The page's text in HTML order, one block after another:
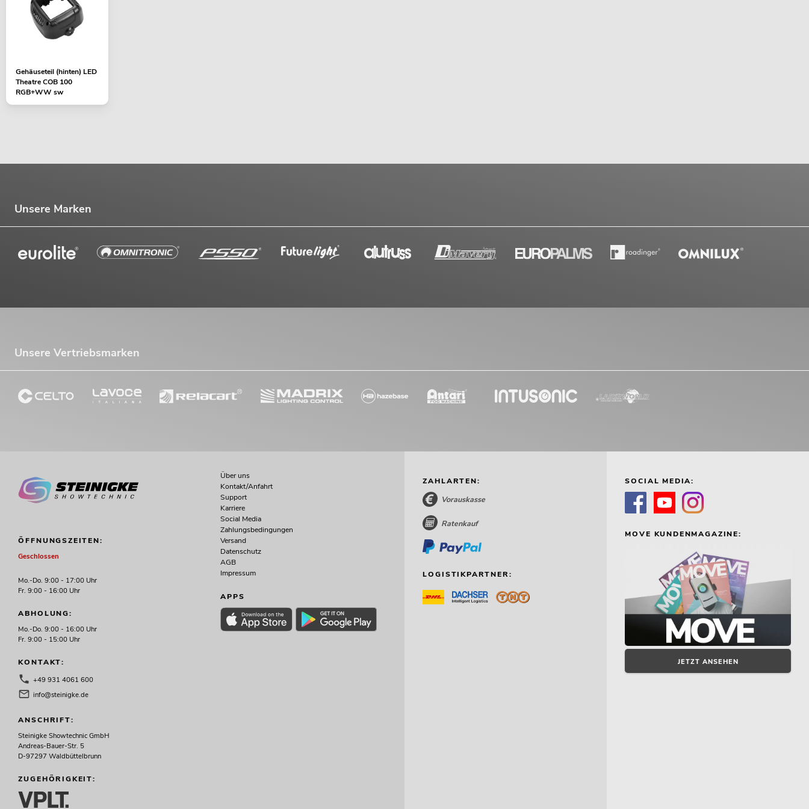
Gehäuseteil (hinten) LED
Theatre COB 100
RGB+WW sw
Unsere Marken
Unsere Vertriebsmarken
ÖFFNUNGSZEITEN:
Geschlossen
Mo.-Do. 9:00 - 17:00 Uhr
Fr. 9:00 - 16:00 Uhr
ABHOLUNG:
Mo.-Do. 9:00 - 16:00 Uhr
Fr. 9:00 - 15:00 Uhr
KONTAKT:
+49 931 4061 600
info@steinigke.de
ANSCHRIFT:
Steinigke Showtechnic GmbH
Andreas-Bauer-Str. 5
D-97297 Waldbüttelbrunn
ZUGEHÖRIGKEIT:
Über uns
Kontakt/Anfahrt
Support
Karriere
Social Media
Zahlungsbedingungen
Versand
Datenschutz
AGB
Impressum
APPS
ZAHLARTEN:
Vorauskasse
Ratenkauf
LOGISTIKPARTNER:
SOCIAL MEDIA:
MOVE KUNDENMAGAZINE:
JETZT ANSEHEN